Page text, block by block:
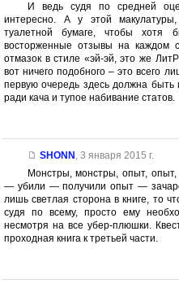
И ведь судя по средней
интересно. А у этой
туалетной бумаге, чтобы хотя
восторженные отзывы на каждом
отмазок в стиле «эй-эй, это же
вот ничего подобного – это всего
первую очередь здесь должна быть
ради кача и тупое набивание статов.
SHONN , 3 января 2015 г.
Монстры, монстры, опыт, опыт,
— убили — получили опыт —
лишь светлая сторона в книге, то
судя по всему, просто ему
несмотря на все убер-плюшки.
проходная книга к третьей части.